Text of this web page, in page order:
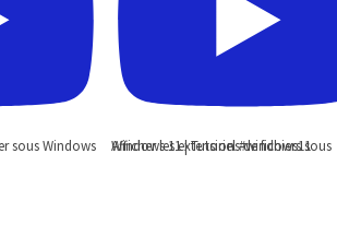
Afficher les extensions de fichiers sous Windows 11 | Tutoriel #windows11